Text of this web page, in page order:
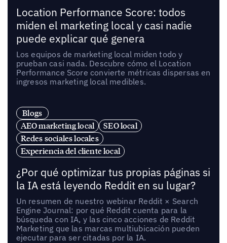
Location Performance Score: todos
miden el marketing local y casi nadie
puede explicar qué genera
Los equipos de marketing local miden todo y
prueban casi nada. Descubre cómo el Location
Performance Score convierte métricas dispersas en
ingresos marketing local medibles.
Blogs
AEO marketing local
SEO local
Redes sociales locales
Experiencia del cliente local
¿Por qué optimizar tus propias páginas si
la IA está leyendo Reddit en su lugar?
Un resumen de nuestro webinar Reddit × Search
Engine Journal: por qué Reddit cuenta para la
búsqueda con IA, y las cinco acciones de Reddit
Marketing que las marcas multiubicación pueden
ejecutar para ser citadas por la IA.